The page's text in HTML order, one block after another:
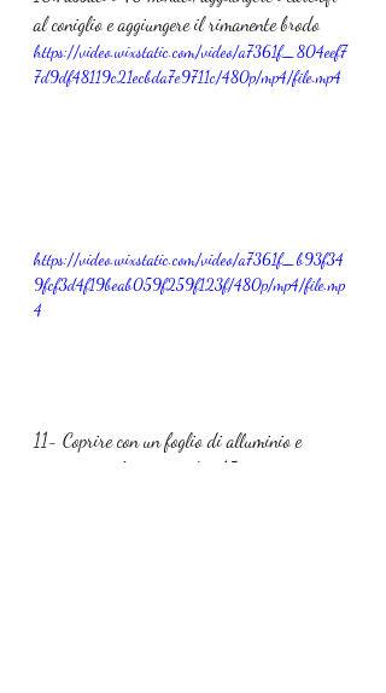
al coniglio e aggiungere il rimanente brodo
https://video.wixstatic.com/video/a7361f_804eef7
7d9df48119c21ecbda7e9711c/480p/mp4/file.mp4
https://video.wixstatic.com/video/a7361f_b93f34
9fcf3d4f19beab059f259f123f/480p/mp4/file.mp
4
11- Coprire con un foglio di alluminio e
rimettere in forno per altri 15 minuti